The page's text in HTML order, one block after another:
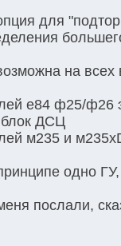
для
на
е84 ф25/ф26
ДСЦ
м235 и
одно
послали,